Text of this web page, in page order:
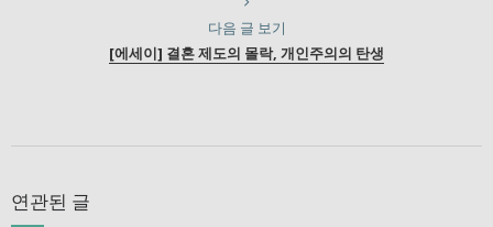
다음 글 보기
[에세이] 결혼 제도의 몰락, 개인주의의 탄생
연관된 글